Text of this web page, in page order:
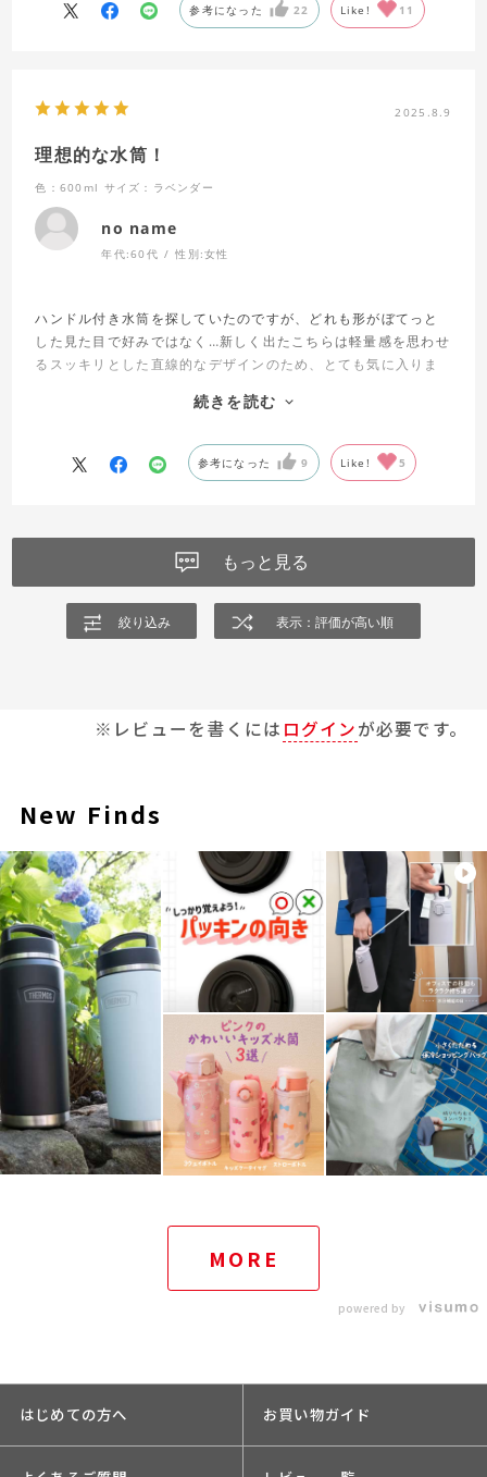
【気に入ったポイント】
･フタリングのグリップ力で開け閉めしやすい
があり、リング内側に位置合わせの凸部分があるのがとても良
いです！)
水滴はまれに垂れますが、無塗装部分で留まってそれ以上流れ
落ちることはないです。
す。投稿されているSTAFF SNAPの色味が参考になります。
こちらがサーモスを代表する商品としてもっと広まってほしい
し、簡単に廃盤になってほしくないです。
サンドストーンは商品画像よりも黄みが少ない綺麗なベージュ
ます。(こちらのほうがやや綺麗目な感じ)
色として選ぶのにもオススメです。
参考になった 22 Like! 11
2025.8.9
理想的な水筒！
色：600ml サイズ：ラベンダー
no name
年代:60代 性別:女性
ハンドル付き水筒を探していたのですが、どれも形がぼてっと
した見た目で好みではなく…新しく出たこちらは軽量感を思わせ
るスッキリとした直線的なデザインのため、とても気に入りま
塗装の質感はパウダーコーティングの凸凹×サラサラ感があり、
【気に入ったポイント】
･フタリングのグリップ力で開け閉めしやすい
･フタリングの付け外しが簡単(蓋側に爪を引っかけやすい窪み
があり、リング内側に位置合わせの凸部分があるのがとても良
いです！)
フタの素材は爪のひっかき傷がやや目立つ印象でした。
こちらがサーモスを代表する商品としてもっと広まってほしい
個人的にカーキ、フロストホワイト、ネオンイエローといった
色も出たらいいなと思います。
続きを読む
参考になった 9 Like! 5
もっと見る
絞り込み 表示：評価が高い順
※レビューを書くには ログインが必要です。
New Finds
MORE
powered by
はじめての方へ お買い物ガイド